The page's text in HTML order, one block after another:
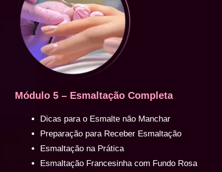
Módulo 5 – Esmaltação Completa
Dicas para o Esmalte não Manchar
Preparação para Receber Esmaltação
Esmaltação na Prática
Esmaltação Francesinha com Fundo Rosa